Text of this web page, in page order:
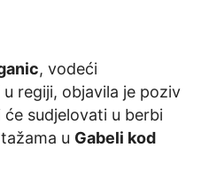
, vodeći
regiji, objavila je poziv
sudjelovati u berbi
u Gabeli kod